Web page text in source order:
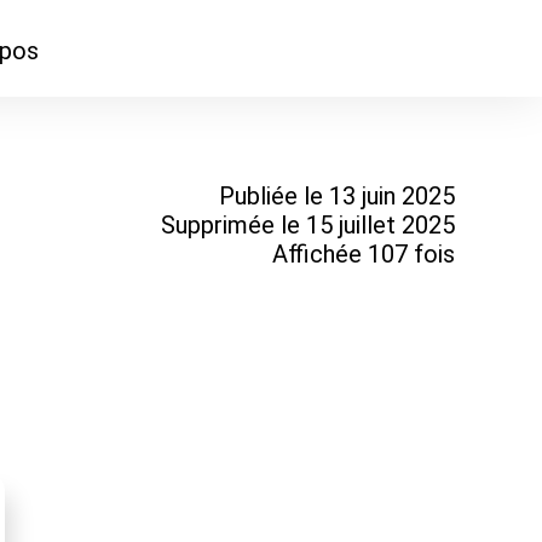
Publiée le 13 juin 2025
Supprimée le 15 juillet 2025
Affichée 107 fois